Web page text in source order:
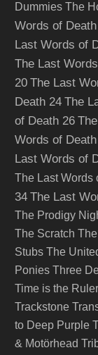
Dummies The
Words of
Last Words of
The Last
20 The Last
Death 24 The
of Death 26
Words of
Last Words of
The Last Words
34 The Last
The Prodigy
The Scratch
Stubs The
Ponies Three
Time is the Ruler
Trackstone
to Deep Purple
& Motörhead